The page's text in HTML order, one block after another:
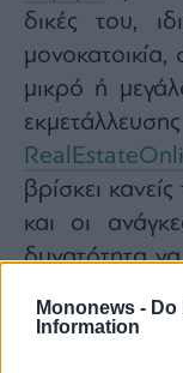
Mononews - Do
Information
δικές του,
μικρό ή
βρίσκει
και οι
δυνατότητα
ευνοϊκή
Τράπεζα.